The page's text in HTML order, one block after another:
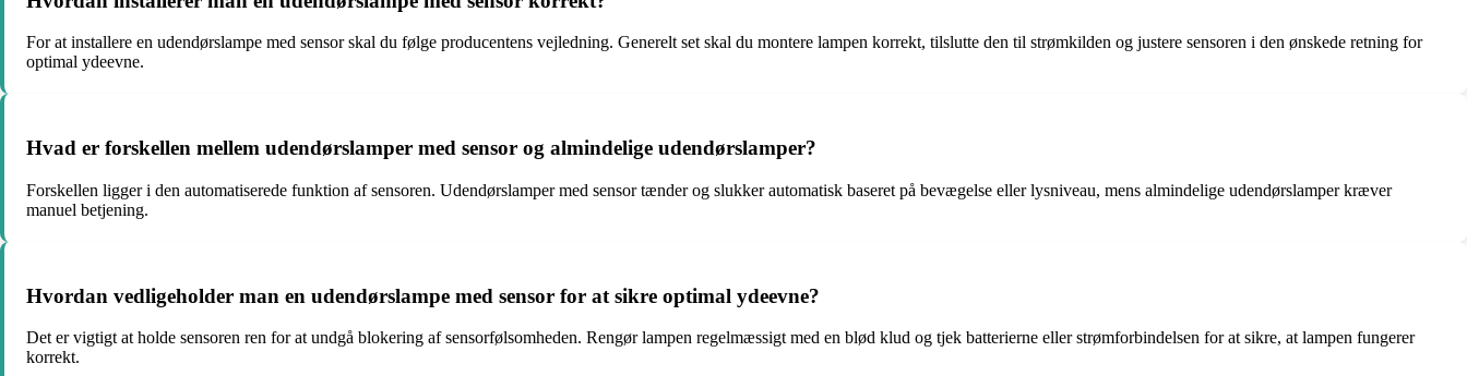
For at installere en udendørslampe med sensor skal du følge producentens vejledning. Generelt set skal du montere lampen korrekt, tilslutte den til strømkilden og justere sensoren i den ønskede retning for
optimal ydeevne.
Hvad er forskellen mellem udendørslamper med sensor og almindelige udendørslamper?
Forskellen ligger i den automatiserede funktion af sensoren. Udendørslamper med sensor tænder og slukker automatisk baseret på bevægelse eller lysniveau, mens almindelige udendørslamper kræver
manuel betjening.
Hvordan vedligeholder man en udendørslampe med sensor for at sikre optimal ydeevne?
Det er vigtigt at holde sensoren ren for at undgå blokering af sensorfølsomheden. Rengør lampen regelmæssigt med en blød klud og tjek batterierne eller strømforbindelsen for at sikre, at lampen fungerer
korrekt.